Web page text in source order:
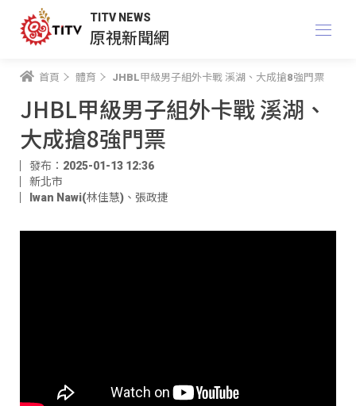
TITV NEWS
原視新聞網
首頁 體育 JHBL甲級男子組外卡戰 溪湖、大成搶8強門票
JHBL甲級男子組外卡戰 溪湖、
大成搶8強門票
發布：2025-01-13 12:36
新北市
Iwan Nawi(林佳慧) 、 張政捷